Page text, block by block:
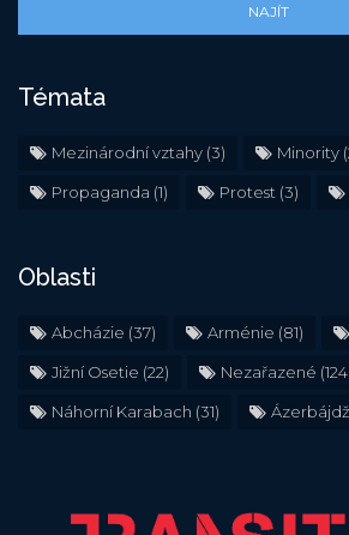
NAJÍT
Témata
Mezinárodní vztahy (3) Minority
Propaganda (1) Protest (3)
Oblasti
Abcházie (37) Arménie (81)
Jižní Osetie (22) Nezařazené
Náhorní Karabach (31)